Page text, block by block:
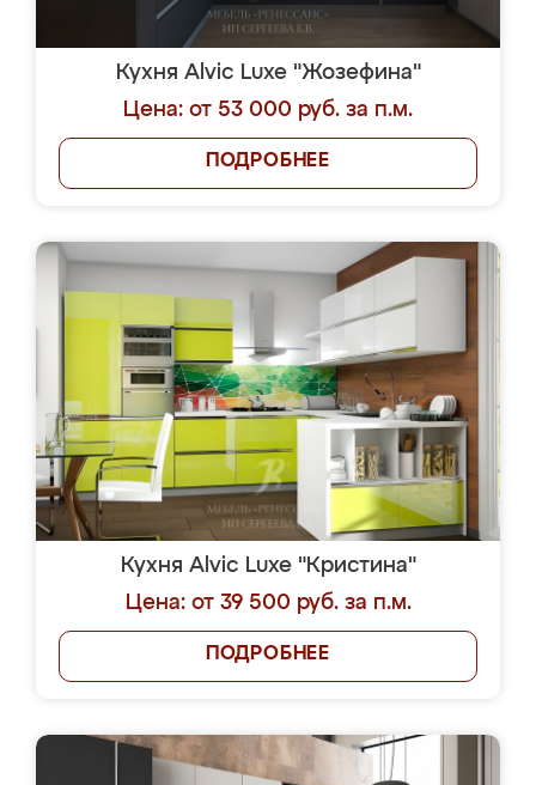
Кухня Alvic Luxe "Жозефина"
Цена: от 53 000 руб. за п.м.
ПОДРОБНЕЕ
Кухня Alvic Luxe "Кристина"
Цена: от 39 500 руб. за п.м.
ПОДРОБНЕЕ